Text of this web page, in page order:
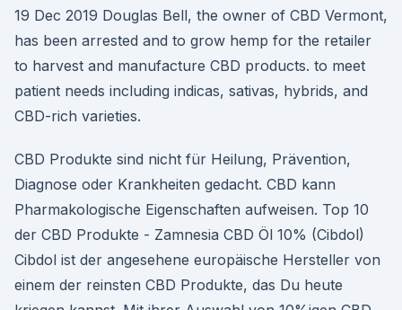
19 Dec 2019 Douglas Bell, the owner of CBD Vermont,
has been arrested and to grow hemp for the retailer
to harvest and manufacture CBD products. to meet
patient needs including indicas, sativas, hybrids, and
CBD-rich varieties.
CBD Produkte sind nicht für Heilung, Prävention,
Diagnose oder Krankheiten gedacht. CBD kann
Pharmakologische Eigenschaften aufweisen. Top 10
der CBD Produkte - Zamnesia CBD Öl 10% (Cibdol)
Cibdol ist der angesehene europäische Hersteller von
einem der reinsten CBD Produkte, das Du heute